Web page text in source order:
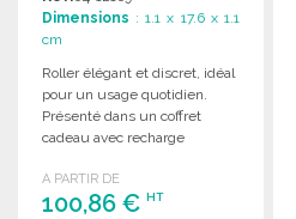
Dimensions : 1.1 x 17.6 x 1.1
cm
Roller élégant et discret, idéal
pour un usage quotidien.
Présenté dans un coffret
cadeau avec recharge
1,05 cm.
A PARTIR DE
100,86 € HT